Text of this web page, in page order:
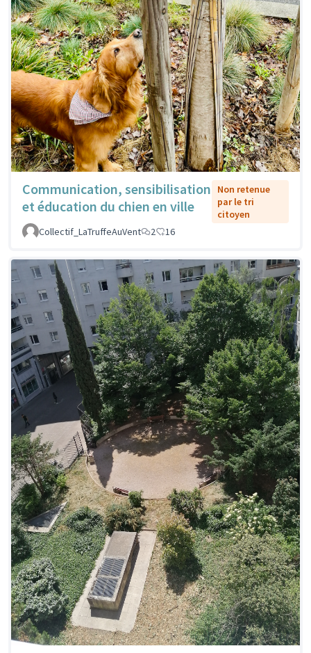
Communication, sensibilisation
et éducation du chien en ville
Non retenue
par le tri
citoyen
Collectif_LaTruffeAuVent
2 16